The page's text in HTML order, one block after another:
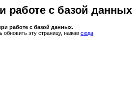
работе с базой данных
работе с базой данных.
эту страницу, нажав сюда